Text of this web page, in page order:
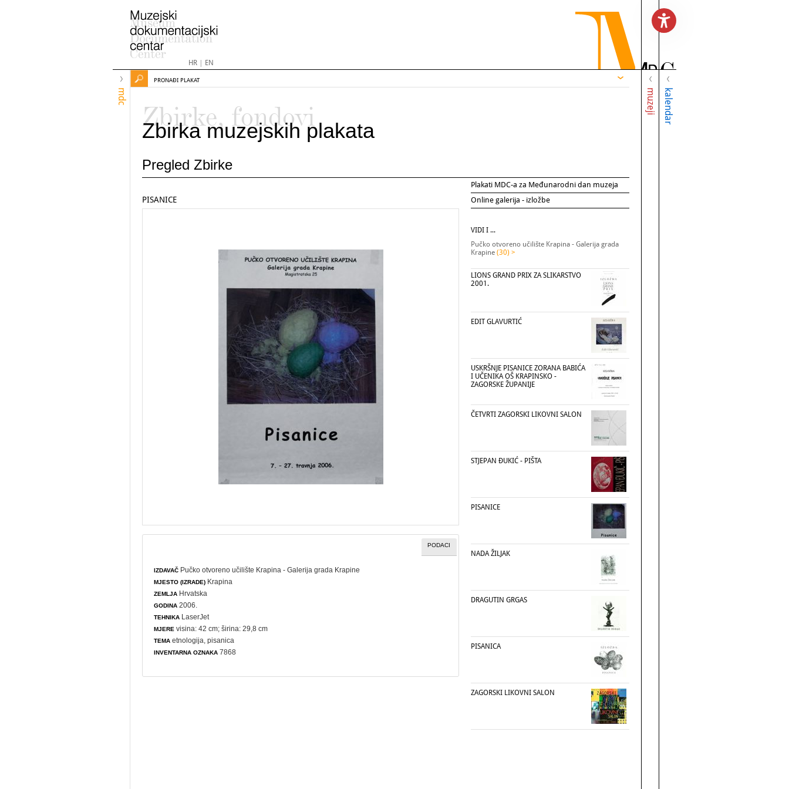
HR| EN
mdc muzeji kalendar
PRONAĐI PLAKAT
Zbirke, fondovi
Zbirka muzejskih plakata
Pregled Zbirke
Plakati MDC-a za Međunarodni dan muzeja
Online galerija - izložbe
PISANICE
PODACI
IZDAVAČ Pučko otvoreno učilište Krapina - Galerija grada Krapine
MJESTO (IZRADE) Krapina
ZEMLJA Hrvatska
GODINA 2006.
TEHNIKA LaserJet
MJERE visina: 42 cm; širina: 29,8 cm
TEMA etnologija ,pisanica
INVENTARNA OZNAKA 7868
VIDI I ...
Pučko otvoreno učilište Krapina - Galerija grada
Krapine (30) >
LIONS GRAND PRIX ZA SLIKARSTVO
2001.
EDIT GLAVURTIĆ
USKRŠNJE PISANICE ZORANA BABIĆA
I UČENIKA OŠ KRAPINSKO -
ZAGORSKE ŽUPANIJE
ČETVRTI ZAGORSKI LIKOVNI SALON
STJEPAN ĐUKIĆ - PIŠTA
PISANICE
NADA ŽILJAK
DRAGUTIN GRGAS
PISANICA
ZAGORSKI LIKOVNI SALON